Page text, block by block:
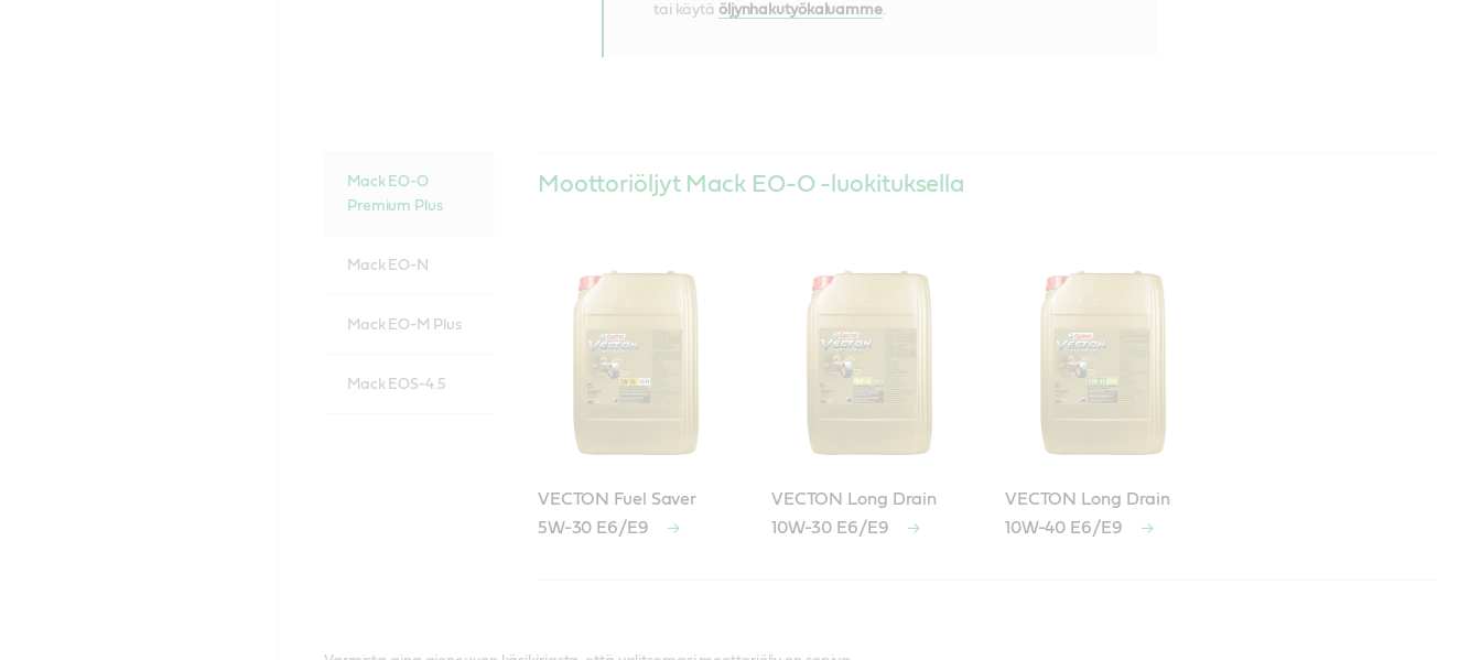
tai käytä öljynhakutyökaluamme.
Mack EO-O
Premium Plus
Mack EO-N
Mack EO-M Plus
Mack EOS-4.5
Moottoriöljyt Mack EO-O -luokituksella
VECTON Fuel Saver
5W-30 E6/E9
VECTON Long Drain
10W-30 E6/E9
VECTON Long Drain
10W-40 E6/E9